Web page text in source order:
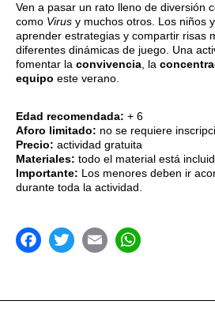
Ven a pasar un rato lleno de diversión
como Virus y muchos otros. Los niños
aprender estrategias y compartir risas
diferentes dinámicas de juego. Una
fomentar la convivencia, la
equipo este verano.
Edad recomendada: + 6
Aforo limitado: no se requiere
Precio: actividad gratuita
Materiales: todo el material está
Importante: Los menores deben ir
durante toda la actividad.